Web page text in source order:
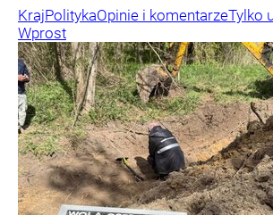
KrajPolitykaOpinie i komentarzeTylko
Wprost